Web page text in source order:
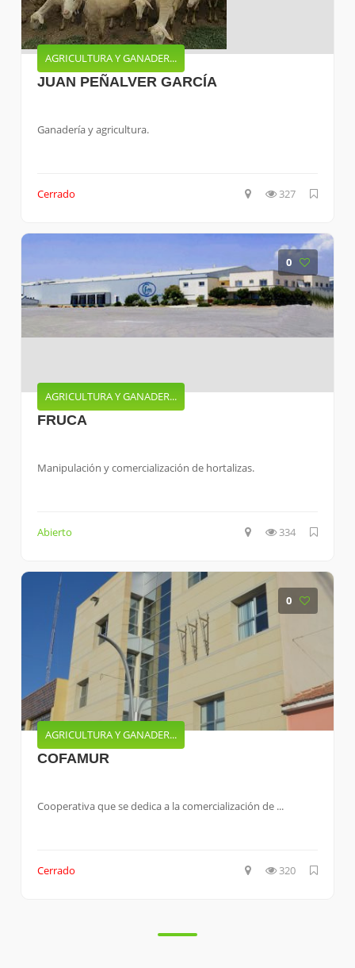
AGRICULTURA Y GANADER...
JUAN PEÑALVER GARCÍA
Ganadería y agricultura.
Cerrado 327
0
AGRICULTURA Y GANADER...
FRUCA
Manipulación y comercialización de hortalizas.
Abierto 334
0
AGRICULTURA Y GANADER...
COFAMUR
Cooperativa que se dedica a la comercialización de ...
Cerrado 320